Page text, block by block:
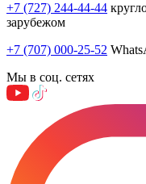
+7 (727) 244-44-44
зарубежом
+7 (707) 000-25-52
Мы в соц. сетях